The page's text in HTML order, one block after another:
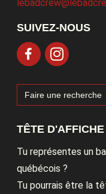
SUIVEZ-NOUS
Search
for:
TÊTE
Tu représentes un
québécois ?
Tu pourrais être la